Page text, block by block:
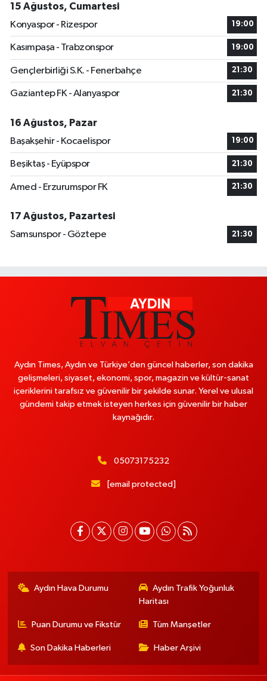
15 Ağustos, Cumartesi
Konyaspor - Rizespor
19:00
Kasımpaşa - Trabzonspor 19:00
Gençlerbirliği S.K. - Fenerbahçe 21:30
Gaziantep FK - Alanyaspor 21:30
16 Ağustos, Pazar
Başakşehir - Kocaelispor
19:00
Beşiktaş - Eyüpspor 21:30
Amed - Erzurumspor FK 21:30
17 Ağustos, Pazartesi
Samsunspor - Göztepe
21:30
Aydın Times, Aydın ve Türkiye’den güncel haberler, son dakika
gelişmeleri, siyaset, ekonomi, spor, magazin ve kültür-sanat
içeriklerini tarafsız ve güvenilir bir şekilde sunar. Yerel ve ulusal
gündemi takip etmek isteyen herkes için güvenilir bir haber
kaynağıdır.
05073175232
[email protected]
Aydın Hava Durumu
Aydın Trafik Yoğunluk
Haritası
Puan Durumu ve Fikstür Tüm Manşetler
Son Dakika Haberleri Haber Arşivi